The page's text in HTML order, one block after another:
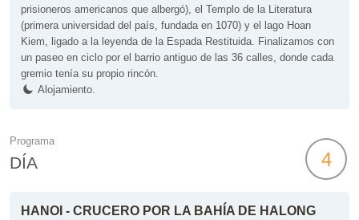
prisioneros americanos que albergó), el Templo de la Literatura
(primera universidad del país, fundada en 1070) y el lago Hoan
Kiem, ligado a la leyenda de la Espada Restituida. Finalizamos con
un paseo en ciclo por el barrio antiguo de las 36 calles, donde cada
gremio tenía su propio rincón.
Alojamiento.
Programa
DÍA 4
HANOI - CRUCERO POR LA BAHÍA DE HALONG